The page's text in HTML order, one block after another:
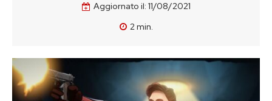
Aggiornato il: 11/08/2021
2min.